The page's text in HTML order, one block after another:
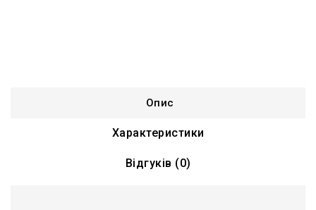
Опис
Характеристики
Відгуків (0)